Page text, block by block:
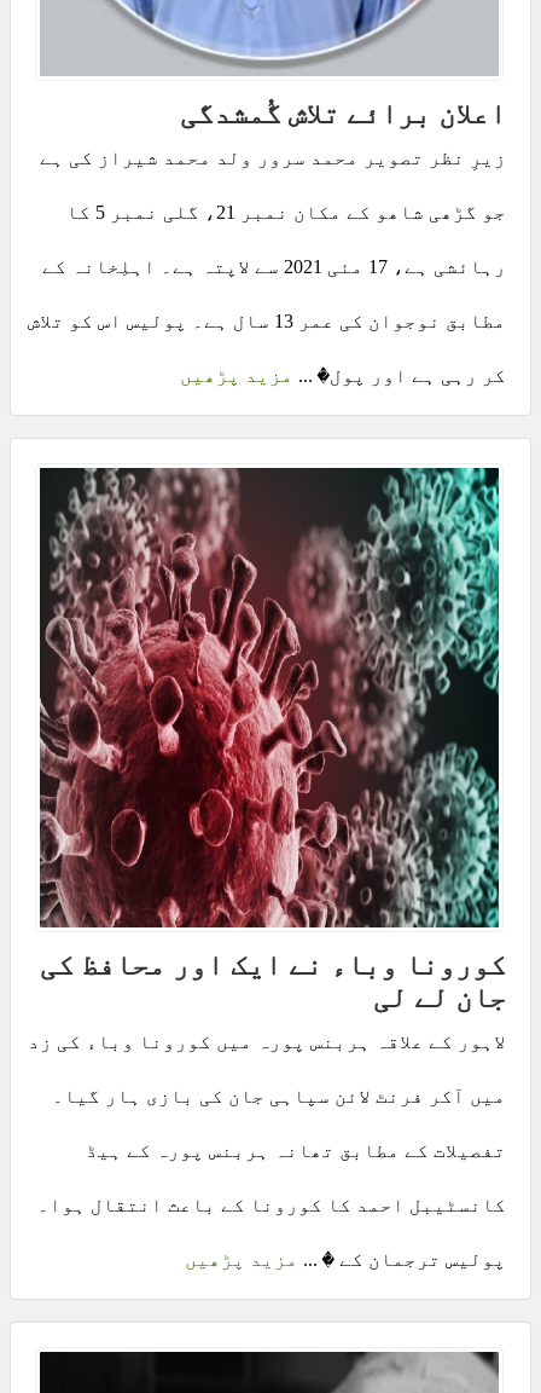
اعلان برائے تلاش گُمشدگی
زیرِ نظر تصویر محمد سرور ولد محمد شیراز کی ہے
جو گڑھی شاھو کے مکان نمبر 21، گلی نمبر 5 کا
رہائشی ہے، 17 مئی 2021 سے لاپتہ ہے۔ اہلِخانہ کے
مطابق نوجوان کی عمر 13 سال ہے۔ پولیس اس کو تلاش
کر رہی ہے اور پول� ... مزید پڑھیں
کورونا وباء نے ایک اور محافظ کی
جان لے لی
لاہور کے علاقہ ہربنس پورہ میں کورونا وباء کی زد
میں آکر فرنٹ لائن سپاہی جان کی بازی ہار گیا۔
تفصیلات کے مطابق تھانہ ہربنس پورہ کے ہیڈ
کانسٹیبل احمد کا کورونا کے باعث انتقال ہوا۔
پولیس ترجمان کے � ... مزید پڑھیں